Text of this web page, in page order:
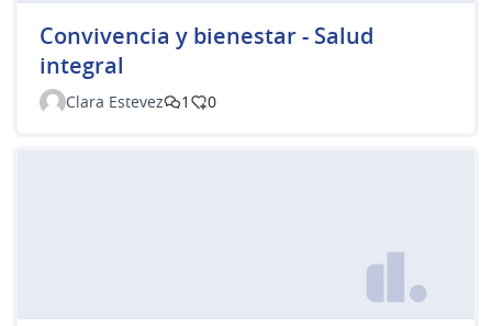
Convivencia y bienestar - Salud
integral
Clara Estevez 1 0